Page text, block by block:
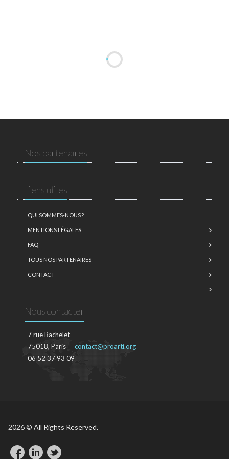
Nos partenaires
Liens utiles
QUI SOMMES-NOUS ?
MENTIONS LÉGALES
FAQ
TOUS NOS PARTENAIRES
CONTACT
Nous contacter
7 rue Bachelet
75018, Paris
06 52 37 93 09
contact@proarti.org
2026 © All Rights Reserved.